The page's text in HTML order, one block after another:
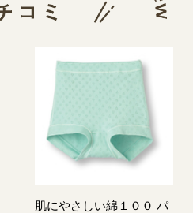
肌にやさしい綿１００ パ